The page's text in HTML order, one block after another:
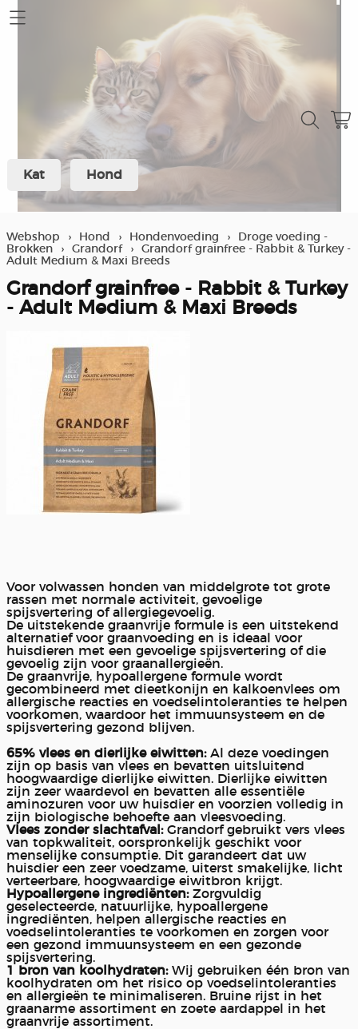
Mijn account
Verzending en retour
Winkel
Spaarprogramma klanten
Kat Hond
Webshop › Hond › Hondenvoeding ›
Droge voeding -
Brokken
› Grandorf ›
Grandorf grainfree - Rabbit & Turkey -
Adult Medium & Maxi Breeds
Grandorf grainfree - Rabbit & Turkey
- Adult Medium & Maxi Breeds
Voor volwassen honden van middelgrote tot grote
rassen met normale activiteit, gevoelige
spijsvertering of allergiegevoelig.
De uitstekende graanvrije formule is een uitstekend
alternatief voor graanvoeding en is ideaal voor
huisdieren met een gevoelige spijsvertering of die
gevoelig zijn voor graanallergieën.
De graanvrije, hypoallergene formule wordt
gecombineerd met dieetkonijn en kalkoenvlees om
allergische reacties en voedselintoleranties te helpen
voorkomen, waardoor het immuunsysteem en de
spijsvertering gezond blijven.
65% vlees en dierlijke eiwitten:Al deze voedingen
zijn op basis van vlees en bevatten uitsluitend
hoogwaardige dierlijke eiwitten. Dierlijke eiwitten
zijn zeer waardevol en bevatten alle essentiële
aminozuren voor uw huisdier en voorzien volledig in
zijn biologische behoefte aan vleesvoeding.
Vlees zonder slachtafval: Grandorf gebruikt vers vlees
van topkwaliteit, oorspronkelijk geschikt voor
menselijke consumptie. Dit garandeert dat uw
huisdier een zeer voedzame, uiterst smakelijke, licht
verteerbare, hoogwaardige eiwitbron krijgt.
Hypoallergene ingrediënten: Zorgvuldig
geselecteerde, natuurlijke, hypoallergene
ingrediënten, helpen allergische reacties en
voedselintoleranties te voorkomen en zorgen voor
een gezond immuunsysteem en een gezonde
spijsvertering.
1 bron van koolhydraten:Wij gebruiken één bron van
koolhydraten om het risico op voedselintoleranties
en allergieën te minimaliseren. Bruine rijst in het
graanarme assortiment en zoete aardappel in het
graanvrije assortiment.